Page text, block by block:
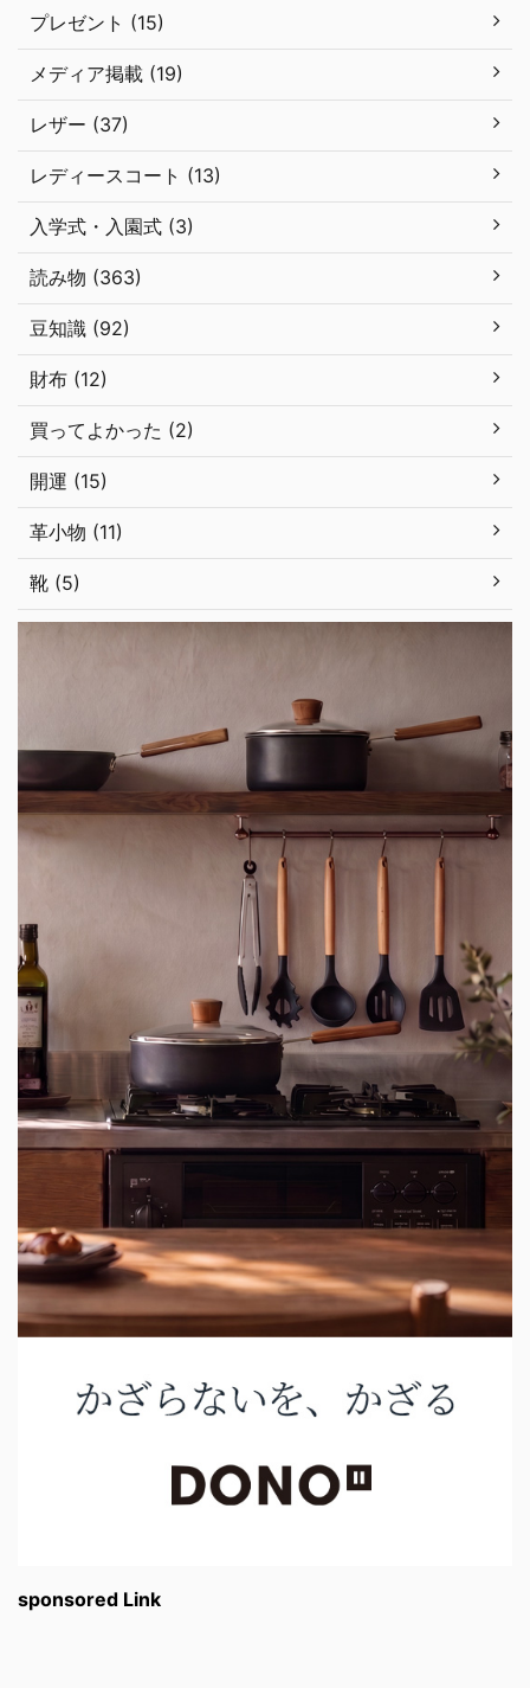
プレゼント (15)
メディア掲載 (19)
レザー (37)
レディースコート (13)
入学式・入園式 (3)
読み物 (363)
豆知識 (92)
財布 (12)
買ってよかった (2)
開運 (15)
革小物 (11)
靴 (5)
sponsored Link